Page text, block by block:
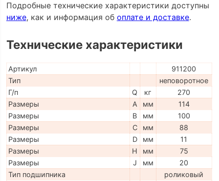
Подробные технические характеристики доступны
ниже, как и информация об оплате и доставке.
Технические характеристики
Артикул
911200
Тип
неповоротное
Г/п
Q кг
270
Размеры
A мм
114
Размеры
B мм
100
Размеры
C мм
88
Размеры
D мм
11
Размеры
H мм
75
Размеры
J мм
20
Тип подшипника
роликовый